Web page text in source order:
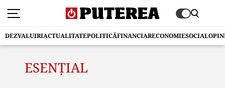
DEZVALUIRIACTUALITATEPOLITICĂFINANCIARECONOMIESOCIAL
ESENȚIAL